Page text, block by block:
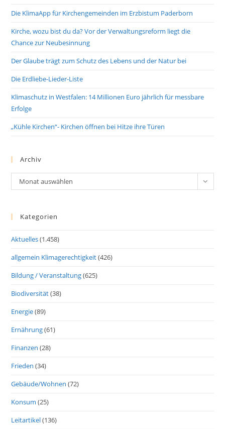
Die KlimaApp für Kirchengemeinden im Erzbistum Paderborn
Kirche, wozu bist du da? Vor der Verwaltungsreform liegt die
Chance zur Neubesinnung
Der Glaube trägt zum Schutz des Lebens und der Natur bei
Die Erdliebe-Lieder-Liste
Klimaschutz in Westfalen: 14 Millionen Euro jährlich für messbare
Erfolge
„Kühle Kirchen“- Kirchen öffnen bei Hitze ihre Türen
Archiv
Archiv
Monat auswählen
Kategorien
Aktuelles(1.458)
allgemein Klimagerechtigkeit(426)
Bildung / Veranstaltung(625)
Biodiversität(38)
Energie(89)
Ernährung(61)
Finanzen (28)
Frieden (34)
Gebäude/Wohnen (72)
Konsum (25)
Leitartikel(136)